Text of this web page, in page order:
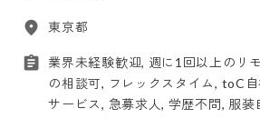
東京都
業界未経験歓迎, 週に1回以上のリ
の相談可, フレックスタイム, toC
サービス, 急募求人, 学歴不問, 服装